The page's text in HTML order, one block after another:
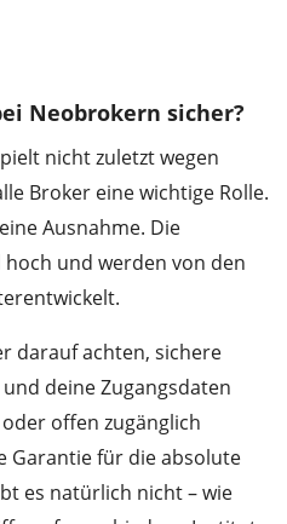
Neobrokern sicher?
nicht zuletzt wegen
Broker eine wichtige Rolle.
Ausnahme. Die
und werden von den
darauf achten, sichere
deine Zugangsdaten
offen zugänglich
Garantie für die absolute
es natürlich nicht – wie